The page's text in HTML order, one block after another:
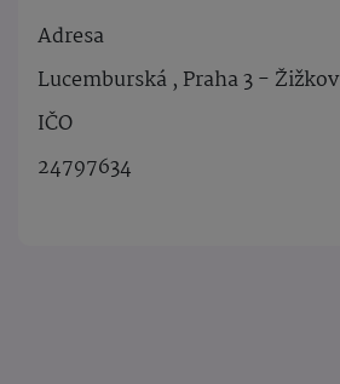
Adresa
Lucemburská , Praha 3 - Žižkov
IČO
24797634